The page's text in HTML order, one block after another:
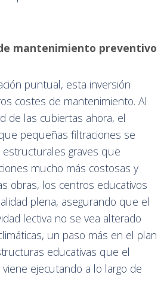
mantenimiento preventivo
puntual, esta inversión
costes de mantenimiento. Al
de las cubiertas ahora, el
pequeñas filtraciones se
graves que
mucho más costosas y
obras, los centros educativos
plena, asegurando que el
lectiva no se vea alterado
un paso más en el plan
educativas que el
ejecutando a lo largo de